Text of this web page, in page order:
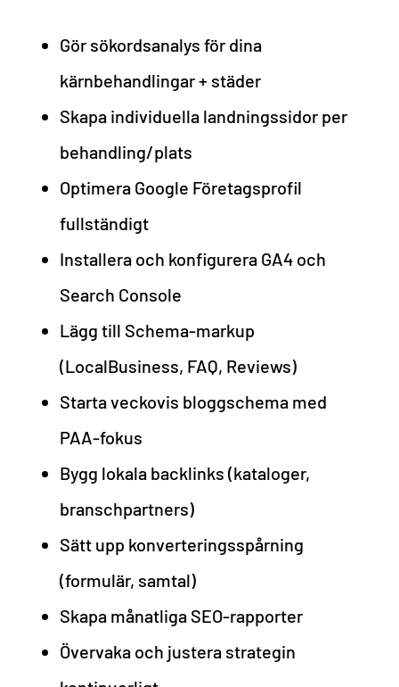
Gör sökordsanalys för dina
kärnbehandlingar + städer
Skapa individuella landningssidor per
behandling/plats
Optimera Google Företagsprofil
fullständigt
Installera och konfigurera GA4 och
Search Console
Lägg till Schema-markup
(LocalBusiness, FAQ, Reviews)
Starta veckovis bloggschema med
PAA-fokus
Bygg lokala backlinks (kataloger,
branschpartners)
Sätt upp konverteringsspårning
(formulär, samtal)
Skapa månatliga SEO-rapporter
Övervaka och justera strategin